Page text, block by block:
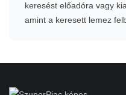
keresést előadóra vagy
amint a keresett lemez